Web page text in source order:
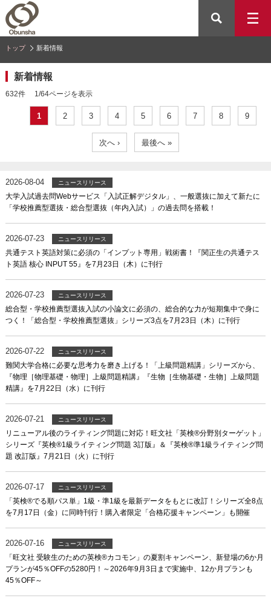
トップ 新着情報
新着情報
632件 1/64ページを表示
1 2 3 4 5 6 7 8 9
次へ › 最後へ »
2026-08-04 ニュースリリース
大学入試過去問Webサービス「入試正解デジタル」、一般選抜に加えて新たに
「学校推薦型選抜・総合型選抜（年内入試）」の過去問を搭載！
2026-07-23 ニュースリリース
共通テスト英語対策に必須の「インプット専用」戦術書！『関正生の共通テス
ト英語 核心 INPUT 55』を7月23日（木）に刊行
2026-07-23 ニュースリリース
総合型・学校推薦型選抜入試の小論文に必須の、総合的な力が短期集中で身に
つく！「総合型・学校推薦型選抜」シリーズ3点を7月23日（木）に刊行
2026-07-22 ニュースリリース
難関大学合格に必要な思考力を磨き上げる！「上級問題精講」シリーズから、
『物理［物理基礎・物理］上級問題精講』『生物［生物基礎・生物］上級問題
精講』を7月22日（水）に刊行
2026-07-21 ニュースリリース
リニューアル後のライティング問題に対応！旺文社「英検®分野別ターゲット」
シリーズ『英検®1級ライティング問題 3訂版』＆『英検®準1級ライティング問
題 改訂版』7月21日（火）に刊行
2026-07-17 ニュースリリース
「英検®でる順パス単」1級・準1級を最新データをもとに改訂！シリーズ全8点
を7月17日（金）に同時刊行！購入者限定「合格応援キャンペーン」も開催
2026-07-16 ニュースリリース
「旺文社 受験生のための英検®カコモン」の夏割キャンペーン、新登場の6か月
プランが45％OFFの5280円！～2026年9月3日まで実施中、12か月プランも
45％OFF～